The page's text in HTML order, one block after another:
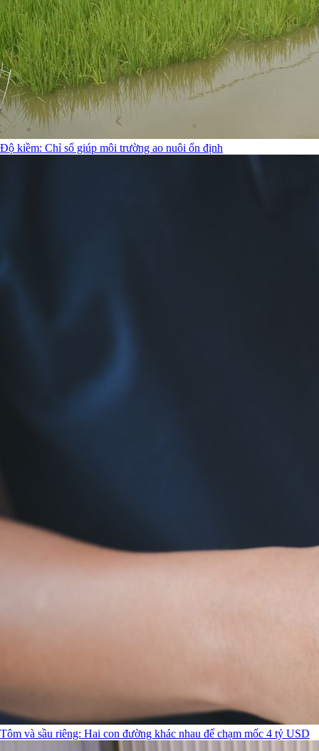
Độ kiềm: Chỉ số giúp môi trường ao nuôi ổn định
Tôm và sầu riêng: Hai con đường khác nhau để chạm mốc 4 tỷ USD